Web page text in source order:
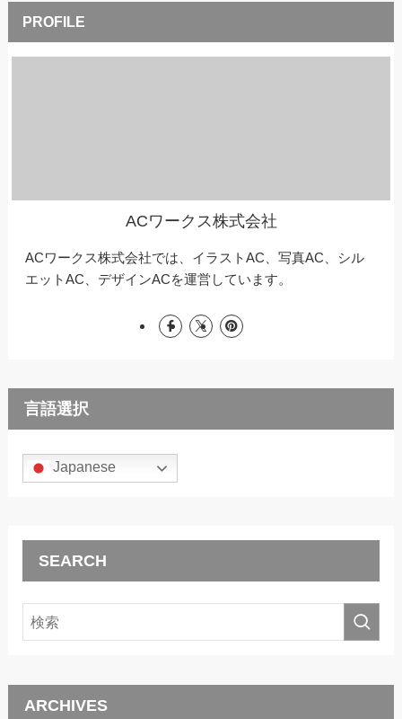
ACワークス株式会社
ACワークス株式会社では、イラストAC、写真AC、シル
エットAC、デザインACを運営しています。
言語選択
Japanese
SEARCH
ARCHIVES